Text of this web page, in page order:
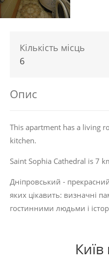
Кількість місць
6
Опис
This apartment has a living
kitchen.
Saint Sophia Cathedral is 7
Дніпровський -
яких цікавить: визначні
гостинними людьми і
Київ